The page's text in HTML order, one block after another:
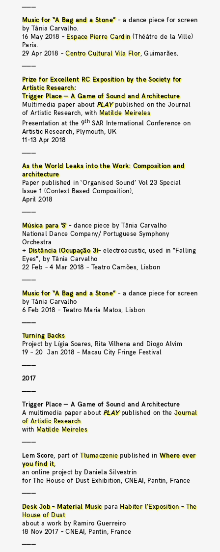
———
Music for “A Bag and a Stone”– a dance piece for screen
by Tânia Carvalho.
16 May 2018 – Espace Pierre Cardin(Théâtre de la Ville)
Paris.
29 Apr 2018 –Centro Cultural Vila Flor, Guimarães.
———
Prize for Excellent RC Exposition by the Society for
Artistic Research:
Trigger Place — A Game of Sound and Architecture
Multimedia paper about PLAY published on the Journal
of Artistic Research, with Matilde Meireles
Presentation at the 9th SAR International Conference on
Artistic Research, Plymouth, UK
11-13 Apr 2018
———
As the World Leaks into the Work: Composition and
architecture
Paper published in ‘Organised Sound’ Vol 23 Special
Issue 1 (Context Based Composition),
April 2018
———
Música para 'S'–dance piece by Tânia Carvalho
National Dance Company/ Portuguese Symphony
Orchestra
+ Distância (Ocupação 3)– electroacustic, used in “Falling
Eyes”, by Tânia Carvalho
22 Feb – 4 Mar 2018 – Teatro Camões, Lisbon
———
Music for “A Bag and a Stone”– a dance piece for screen
by Tânia Carvalho
6 Feb 2018 – Teatro Maria Matos, Lisbon
———
Turning Backs
Project by Lígia Soares, Rita Vilhena and Diogo Alvim
19 – 20 Jan 2018 – Macau City Fringe Festival
———
2017
———
Trigger Place — A Game of Sound and Architecture
A multimedia paper about PLAY published on the Journal
of Artistic Research
with Matilde Meireles
———
Lem Score, part ofTłumaczeniepublished in Where ever
you find it,
an online project by Daniela Silvestrin
for The House of Dust Exhibition, CNEAI, Pantin, France
———
Desk Job – Material Musicpara Habiter l’Exposition – The
House of Dust
about a work by Ramiro Guerreiro
18 Nov 2017 – CNEAI, Pantin, France
———